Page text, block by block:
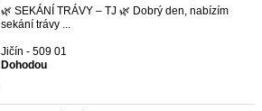
🌿 SEKÁNÍ TRÁVY – TJ 🌿 Dobrý den, nabízím
sekání trávy ...
Jičín - 509 01
Dohodou